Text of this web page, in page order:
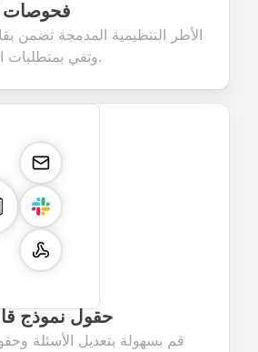
فحوصات
الأطر التنظيمية المدمجة تضمن
وتفي بمتطلبات الإقراض الإقليمية.
حقول نموذج
قم بسهولة بتعديل الأسئلة